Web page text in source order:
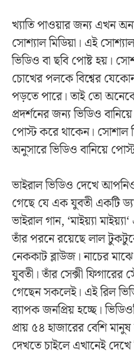
খ্যাতি পাওয়ার জন্য এখন
সোশ্যাল মিডিয়া। এই
ভিডিও বা ছবি পোষ্ট হয়।
চোখের পলকে বিশ্বের
পড়তে পারে। তাই তো
প্রদর্শনের জন্য ভিডিও
পোস্ট করে থাকেন। সোশাল
অনুসারে ভিডিও বানিয়ে
ভাইরাল ভিডিও দেখে
গেছে যে এক যুবতী একটি
ভাইরাল গান, ‘মাইয়্যা
তাঁর পরনে রয়েছে লাল
নেককাট ব্লাউজ। নাচের
যুবতী। তাঁর সেক্সী ফিগারের
গেছেন সকলেই। এই রিল
ব্যাপক জনপ্রিয় হচ্ছে।
প্রায় ৫৪ হাজারের বেশি
দেখতে চাইলে এখানেই দেখে